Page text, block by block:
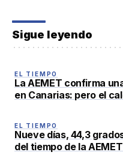
Sigue leyendo
EL TIEMPO
La AEMET confirma
en Canarias: pero el
EL TIEMPO
Nueve días, 44,3
del tiempo de la